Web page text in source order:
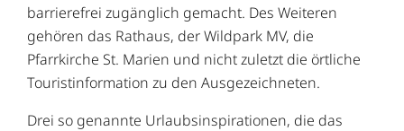
barrierefrei zugänglich gemacht. Des Weiteren
gehören das Rathaus, der Wildpark MV, die
Pfarrkirche St. Marien und nicht zuletzt die örtliche
Touristinformation zu den Ausgezeichneten.
Drei so genannte Urlaubsinspirationen, die das